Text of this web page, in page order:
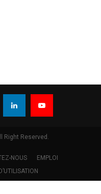
Right Reserved.
NOUS
EMPLOI